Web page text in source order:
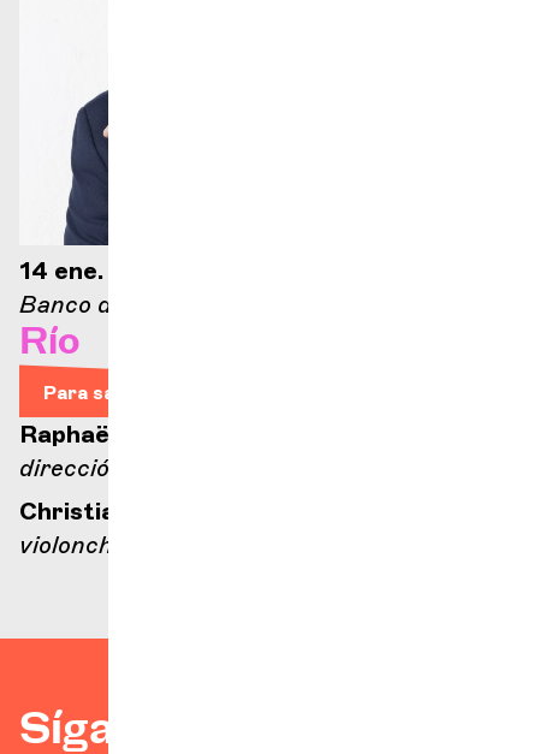
14 ene. 2025 - 20.00 h
Banco de Fuerzas Motrices
Río
Para saber más
Raphaël Merlin
dirección
Christian-Pierre La Marca
violonchelo
Síganos.